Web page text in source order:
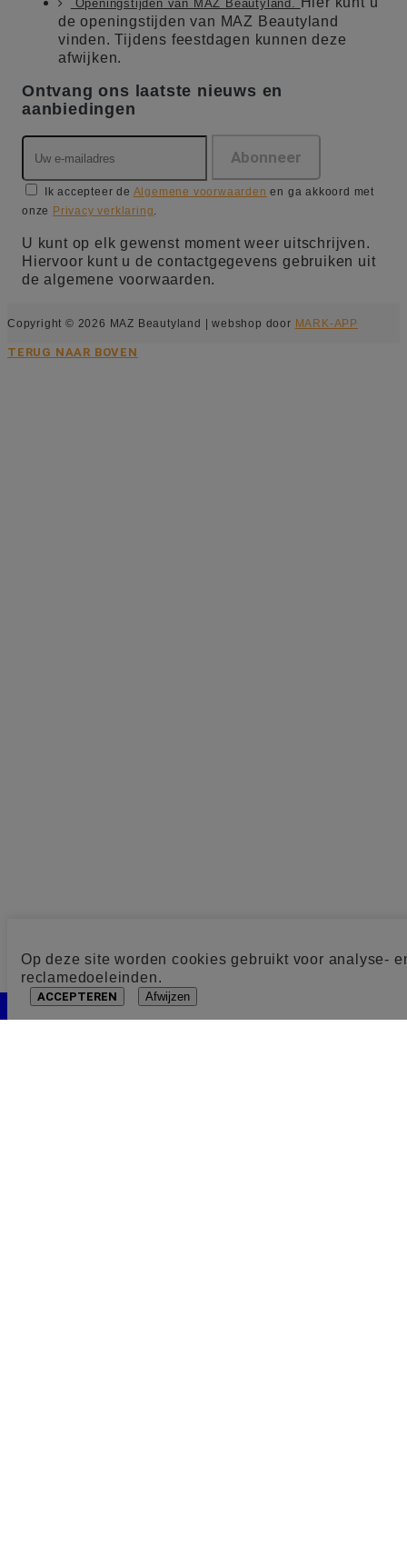
Op deze site worden cookies gebruikt voor analyse-
reclamedoeleinden.
ACCEPTEREN Afwijzen
Openingstijden van MAZ Beautyland.
de openingstijden van MAZ Beautyland
vinden. Tijdens feestdagen kunnen deze
afwijken.
Ontvang ons laatste nieuws en
aanbiedingen
Ik accepteer de Algemene voorwaarden en ga akkoord met
onze Privacy verklaring.
U kunt op elk gewenst moment weer uitschrijven.
Hiervoor kunt u de contactgegevens gebruiken uit
de algemene voorwaarden.
Copyright © 2026 MAZ Beautyland | webshop door MARK-APP
TERUG NAAR BOVEN
Cookie toestemming